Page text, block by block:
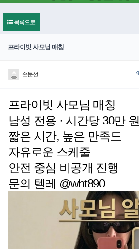
목록으로
프라이빗 사모님 매칭
손문선
프라이빗 사모님 매칭
남성 전용 · 시간당 30만 원
짧은 시간, 높은 만족도
자유로운 스케줄
안전 중심 비공개 진행
문의 텔레 @wht890